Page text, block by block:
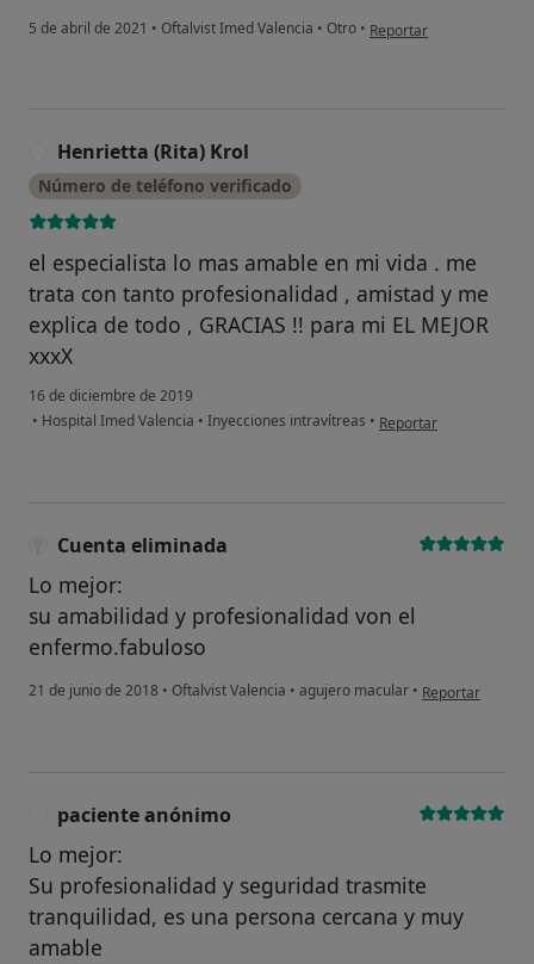
5 de abril de 2021 • Oftalvist Imed Valencia • Otro • en opinión del usuario
Reportar
Henrietta (Rita) Krol
Número de teléfono verificado
el especialista lo mas amable en mi vida . me
trata con tanto profesionalidad , amistad y me
explica de todo , GRACIAS !! para mi EL MEJOR
xxxX
16 de diciembre de 2019
• Hospital Imed Valencia • Inyecciones intravítreas • en opinión del usuario
Reportar
Cuenta eliminada
Lo mejor:
su amabilidad y profesionalidad von el
enfermo.fabuloso
21 de junio de 2018 • Oftalvist Valencia • agujero macular • en opinión del
Reportar
paciente anónimo
Lo mejor:
Su profesionalidad y seguridad trasmite
tranquilidad, es una persona cercana y muy
amable